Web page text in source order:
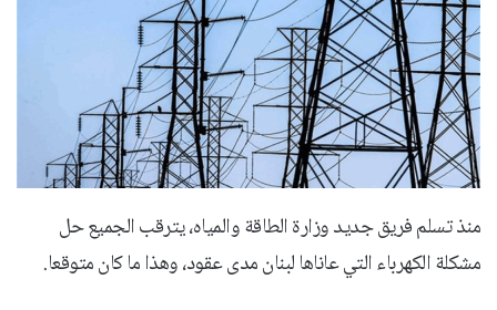
منذ تسلم فريق جديد وزارة الطاقة والمياه، يترقب الجميع حل
مشكلة الكهرباء التي عاناها لبنان مدى عقود، وهذا ما كان متوقعا.